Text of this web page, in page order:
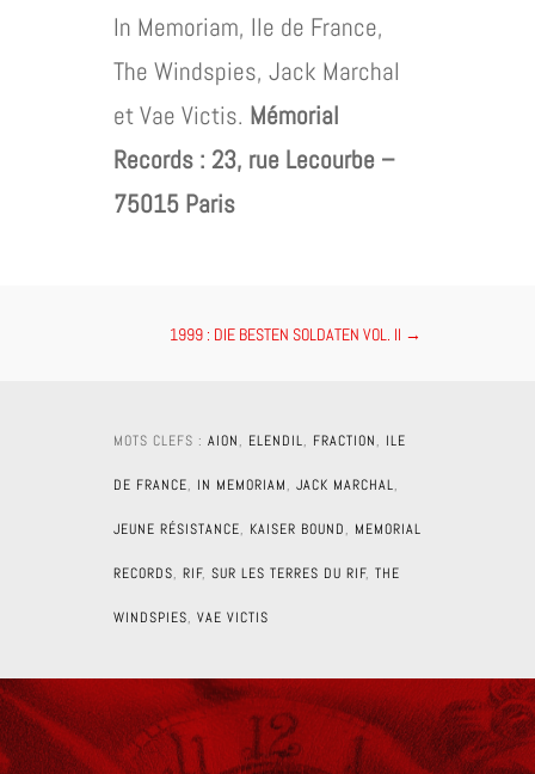
In Memoriam, Ile de France,
The Windspies, Jack Marchal
et Vae Victis. Mémorial
Records : 23, rue Lecourbe –
75015 Paris
1999 : DIE BESTEN SOLDATEN VOL. II →
MOTS CLEFS : AION, ELENDIL, FRACTION, ILE
DE FRANCE, IN MEMORIAM, JACK MARCHAL,
JEUNE RÉSISTANCE, KAISER BOUND, MEMORIAL
RECORDS, RIF, SUR LES TERRES DU RIF, THE
WINDSPIES, VAE VICTIS